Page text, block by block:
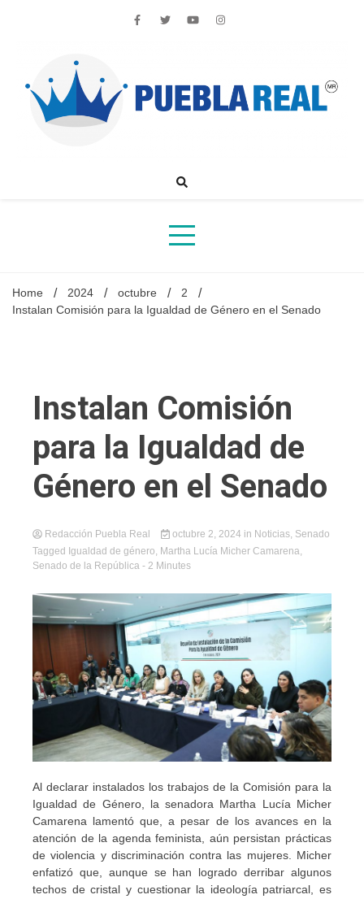
Noticias de actualidad de Puebla, México y el mundo
Home 2024 octubre
2
Instalan Comisión para la Igualdad de Género en el Senado
Instalan Comisión
para la Igualdad de
Género en el Senado
Redacción Puebla Real octubre 2, 2024 in Noticias, Senado
Tagged Igualdad de género, Martha Lucía Micher Camarena,
Senado de la República - 2 Minutes
Al declarar instalados los trabajos de la Comisión para la
Igualdad de Género, la senadora Martha Lucía Micher
Camarena lamentó que, a pesar de los avances en la
atención de la agenda feminista, aún persistan prácticas
de violencia y discriminación contra las mujeres. Micher
enfatizó que, aunque se han logrado derribar algunos
techos de cristal y cuestionar la ideología patriarcal, es